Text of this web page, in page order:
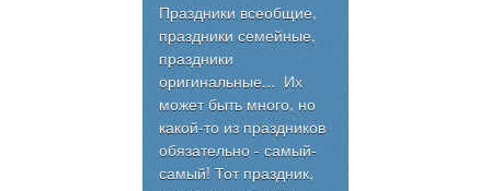
Праздники всеобщие,
праздники семейные,
праздники
оригинальные... Их
может быть много, но
какой-то из праздников
обязательно - самый-
самый! Тот праздник,